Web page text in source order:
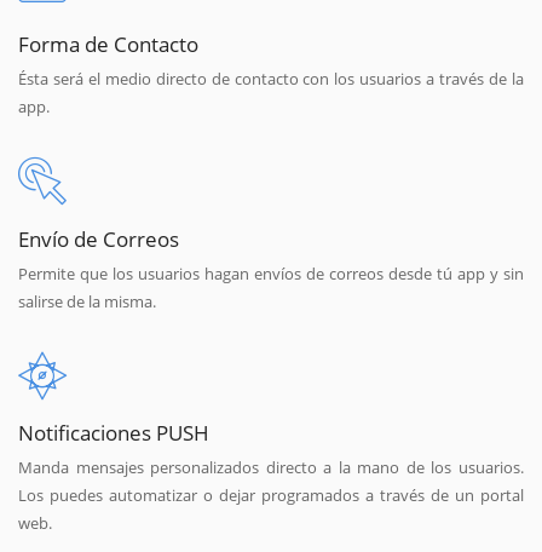
Forma de Contacto
Ésta será el medio directo de contacto con los usuarios a través de la
app.
Envío de Correos
Permite que los usuarios hagan envíos de correos desde tú app y sin
salirse de la misma.
Notificaciones PUSH
Manda mensajes personalizados directo a la mano de los usuarios.
Los puedes automatizar o dejar programados a través de un portal
web.